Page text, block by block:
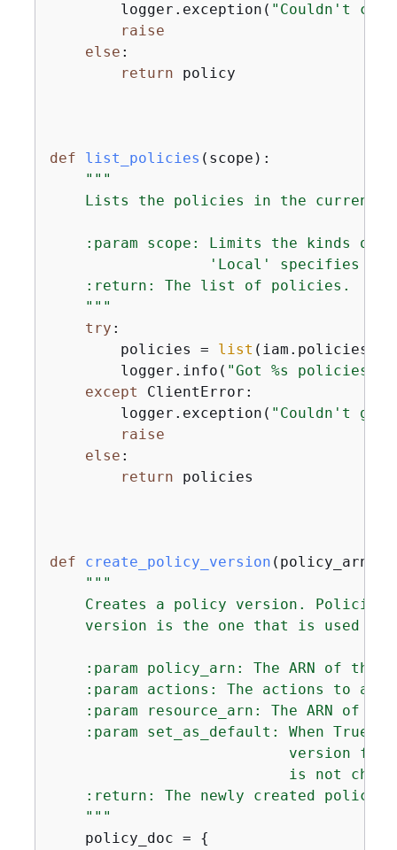
        logger.exception(
"Couldn't
raise
else :
return policy
def list_policies ( scope ):
"""
Lists the policies in the current
:param scope: Limits the kinds of
'Local' specifies
    :return: The list of policies.
    """
try :
        policies =
list (iam.policies.
        logger.info(
"Got %s policies
except ClientError:
        logger.exception(
"Couldn't
raise
else :
return policies
def create_policy_version ( policy_arn,
"""
Creates a policy version.
version is the one that is used
:param policy_arn: The ARN of the
:param actions: The actions to
:param resource_arn: The ARN of
:param set_as_default: When True,
version for
is not
:return: The newly created policy
    """
    policy_doc =
{